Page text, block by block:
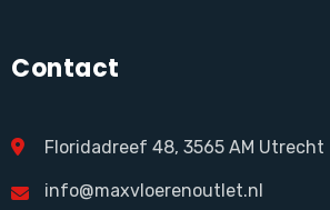
Contact
Floridadreef 48, 3565 AM Utrecht
info@maxvloerenoutlet.nl